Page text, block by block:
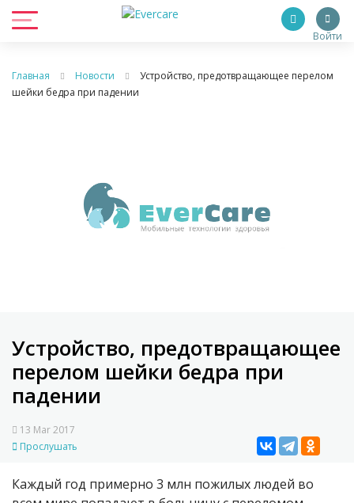
Войти
Главная Новости
Устройство, предотвращающее перелом
шейки бедра при падении
Устройство, предотвращающее
перелом шейки бедра при
падении
13 Mar 2017
Прослушать
Каждый год примерно 3 млн пожилых людей во